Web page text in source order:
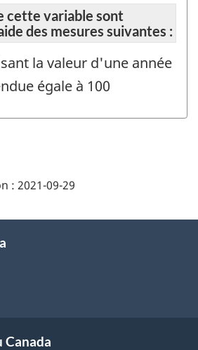
cette variable sont
des mesures suivantes :
la valeur d'une année
égale à 100
: 2021-09-29
Canada